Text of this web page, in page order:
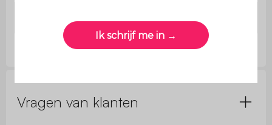
Vragen van klanten